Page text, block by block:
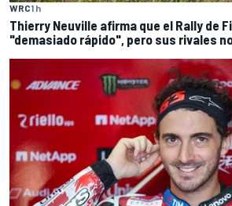
WRC1 h
Thierry Neuville afirma que el Rally de
"demasiado rápido", pero sus rivales